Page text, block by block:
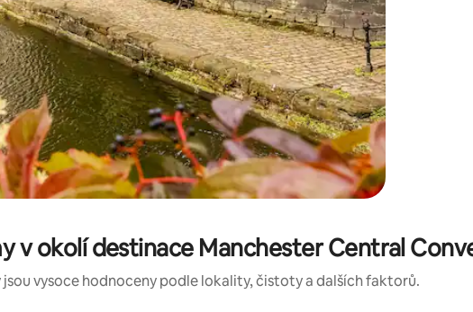
v okolí destinace Manchester Central
vysoce hodnoceny podle lokality, čistoty a dalších faktorů.